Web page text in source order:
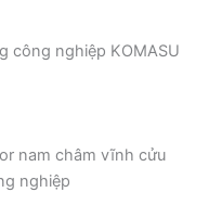
công nghiệp KOMASU
nam châm vĩnh cửu
nghiệp